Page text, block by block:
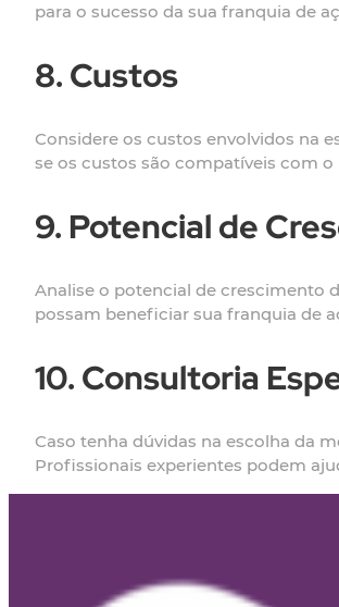
para o sucesso da sua franquia de
8. Custos
Considere os custos envolvidos na
se os custos são compatíveis com
9. Potencial de
Analise o potencial de crescimento
possam beneficiar sua franquia de
10. Consultoria
Caso tenha dúvidas na escolha da
Profissionais experientes podem